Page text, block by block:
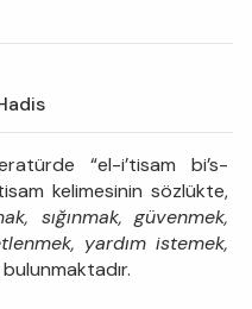
“el-i’tisam bi’s-
kelimesinin sözlükte,
sığınmak, güvenmek,
yardım istemek,
bulunmaktadır.